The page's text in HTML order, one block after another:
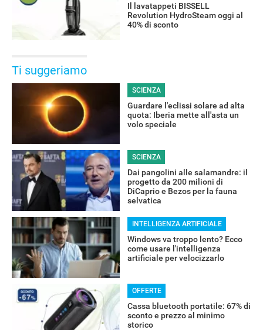
Il lavatappeti BISSELL
Revolution HydroSteam oggi al
40% di sconto
Ti suggeriamo
SCIENZA
Guardare l'eclissi solare ad alta
quota: Iberia mette all'asta un
volo speciale
SCIENZA
Dai pangolini alle salamandre: il
progetto da 200 milioni di
DiCaprio e Bezos per la fauna
selvatica
INTELLIGENZA ARTIFICIALE
Windows va troppo lento? Ecco
come usare l'intelligenza
artificiale per velocizzarlo
OFFERTE
Cassa bluetooth portatile: 67% di
sconto e prezzo al minimo
storico